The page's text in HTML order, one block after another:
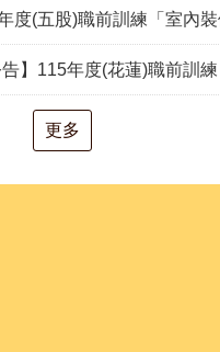
股)職前訓練「室內裝修設計實務第2
蓮)職前訓練「寶玉石金工首飾製作班第02期」報名
更多